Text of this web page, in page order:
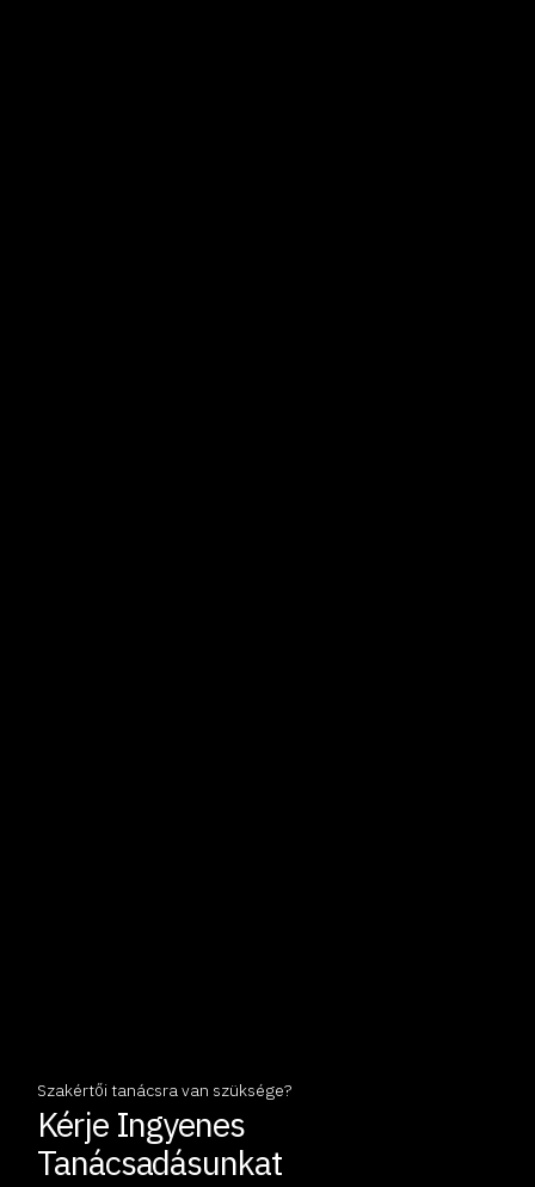
Szakértői tanácsra van szüksége?
Kérje Ingyenes
Tanácsadásunkat